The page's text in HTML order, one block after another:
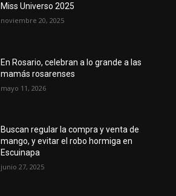
Miss Universo 2025
noviembre 20, 2025
En Rosario, celebran a lo grande a las
mamás rosarenses
mayo 11, 2026
Buscan regular la compra y venta de
mango, y evitar el robo hormiga en
Escuinapa
junio 27, 2025